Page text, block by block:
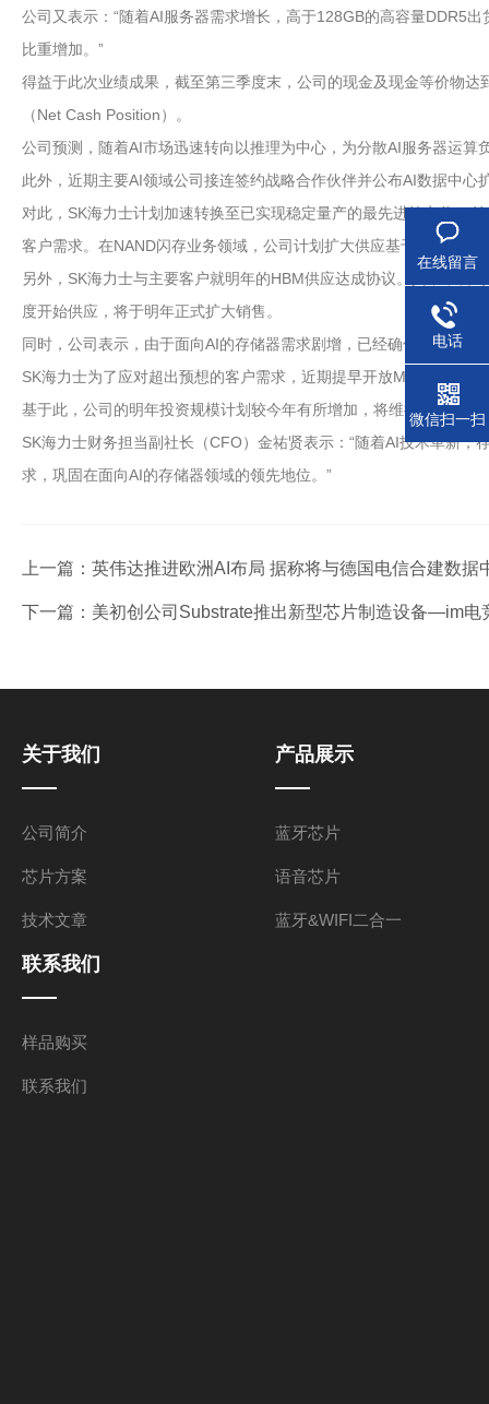
公司又表示：“随着AI服务器需求增长，高于128GB的高容量DDR5
比重增加。”
得益于此次业绩成果，截至第三季度末，公司的现金及现金等价物
（Net Cash Position）。
公司预测，随着AI市场迅速转向以推理为中心，为分散AI服务器运
此外，近期主要AI领域公司接连签约战略合作伙伴并公布AI数据中
对此，SK海力士计划加速转换至已实现稳定量产的最先进第六代10
客户需求。在NAND闪存业务领域，公司计划扩大供应基于全球最
另外，SK海力士与主要客户就明年的HBM供应达成协议。其中，公
度开始供应，将于明年正式扩大销售。
同时，公司表示，由于面向AI的存储器需求剧增，已经确保DRAM和
SK海力士为了应对超出预想的客户需求，近期提早开放M15X无尘
基于此，公司的明年投资规模计划较今年有所增加，将维持符合市场
SK海力士财务担当副社长（CFO）金祐贤表示：“随着AI技术革新
求，巩固在面向AI的存储器领域的领先地位。”
上一篇： 英伟达推进欧洲AI布局 据称将与德国电信合建数
下一篇： 美初创公司Substrate推出新型芯片制造设备—im电
关于我们
公司简介
芯片方案
技术文章
产品展示
蓝牙芯片
语音芯片
蓝牙&WIFI二合一
联系我们
样品购买
联系我们
在线留言
电话
微信扫一扫